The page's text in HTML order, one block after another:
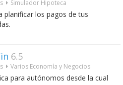
Simulador Hipoteca
planificar los pagos de tus
6.5
Varios Economía y Negocios
para autónomos desde la cual